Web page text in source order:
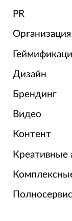
PR
Дизайн
Брендинг
Видео
Контент
Креативные